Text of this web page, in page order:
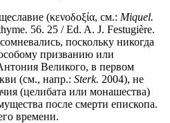
(κενοδοξία, см.: Miquel.
56. 25 / Ed. A. J. Festugière.
поскольку никогда
призванию или
Великого, в первом
(см., напр.: Sterk. 2004), не
(целибата или монашества)
после смерти епископа.
времени.